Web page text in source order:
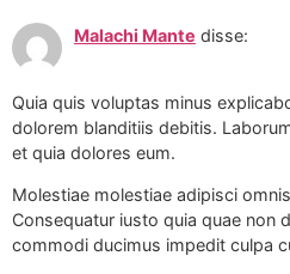
Malachi Mante disse:
Quia quis voluptas minus
dolorem blanditiis debitis.
et quia dolores eum.
Molestiae molestiae adipisci
Consequatur iusto quia quae non
commodi ducimus impedit culpa